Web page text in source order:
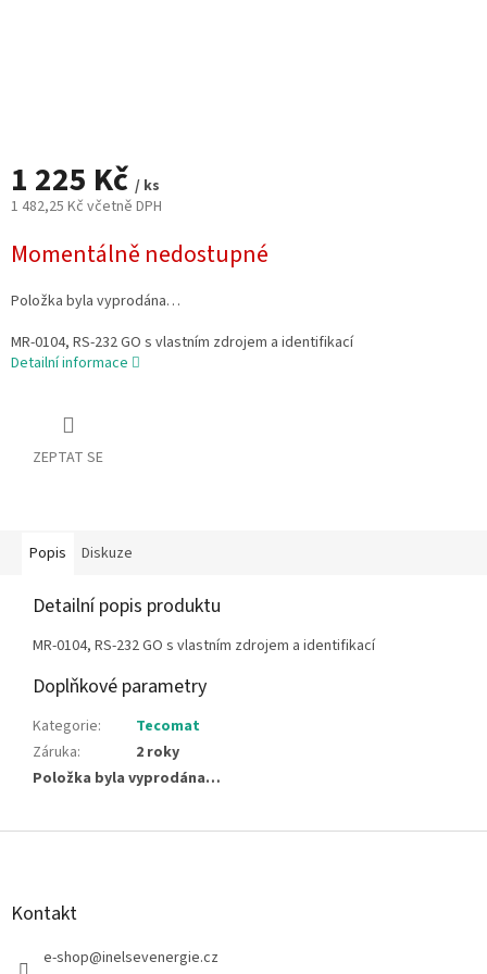
1 225 Kč / ks
1 482,25 Kč včetně DPH
cena:
Momentálně nedostupné
Položka byla vyprodána…
MR-0104, RS-232 GO s vlastním zdrojem a identifikací
Detailní informace
ZEPTAT SE
Popis Diskuze
Detailní popis produktu
MR-0104, RS-232 GO s vlastním zdrojem a identifikací
Doplňkové parametry
Kategorie:
Tecomat
Záruka:
2 roky
Položka byla vyprodána…
Z
Kontakt
e-shop@inelsevenergie.cz